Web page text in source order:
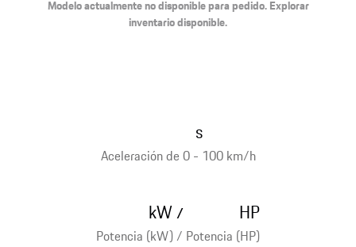
Modelo actualmente no disponible para pedido. Explorar
inventario disponible.
Aceleración de 0 - 100 km/h
s
Potencia (kW) / Potencia (HP)
kW/ HP